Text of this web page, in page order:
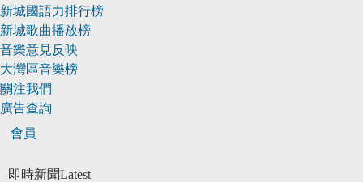
新城國語力排行榜
新城歌曲播放榜
音樂意見反映
大灣區音樂榜
關注我們
廣告查詢
會員
即時新聞Latest